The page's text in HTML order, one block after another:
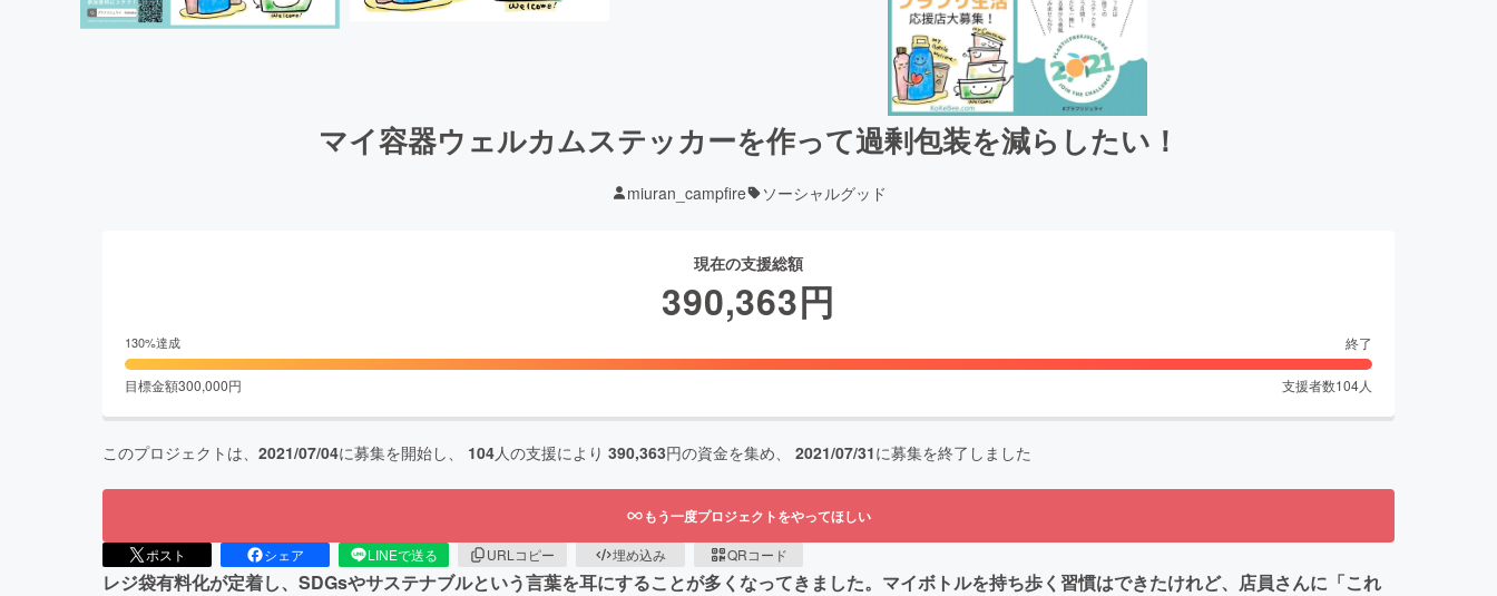
マイ容器ウェルカムステッカーを作って過剰包装を減らしたい！
miuran_campfire ソーシャルグッド
現在の支援総額
390,363円
130%達成 終了
目標金額300,000円 支援者数104人
このプロジェクトは、 2021/07/04に募集を開始し、 104人の支援により 390,363円の資金を集め、 2021/07/31に募集を終了しました
もう一度プロジェクトをやってほしい
ポスト シェア LINEで送る URLコピー 埋め込み QRコード
レジ袋有料化が定着し、SDGsやサステナブルという言葉を耳にすることが多くなってきました。マイボトルを持ち歩く習慣はできたけれど、店員さんに「これ